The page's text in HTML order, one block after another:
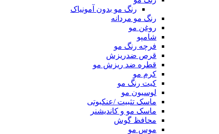
رنگ مو بدون آمونیاک
رنگ مو مردانه
روغن مو
شامپو
فرچه رنگ مو
قرص ضدریزش
قطره ضد ریزش مو
کرم مو
کیت رنگ مو
لوسیون مو
ماسک تثبیت /عنکبوتی
ماسک مو و کاندیشنر
محافظ گوش
موس مو